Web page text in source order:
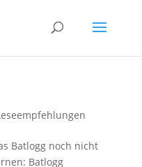
Batlogg noch nicht
Batlogg